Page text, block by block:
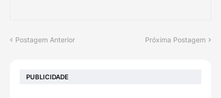
Postagem Anterior Próxima Postagem
PUBLICIDADE